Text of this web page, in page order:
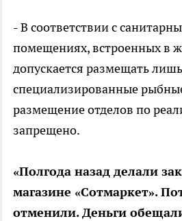
- В соответствии с
помещениях, встроенных в
допускается размещать лишь
специализированные
размещение отделов по
запрещено.
«Полгода назад делали
магазине «Сотмаркет».
отменили. Деньги